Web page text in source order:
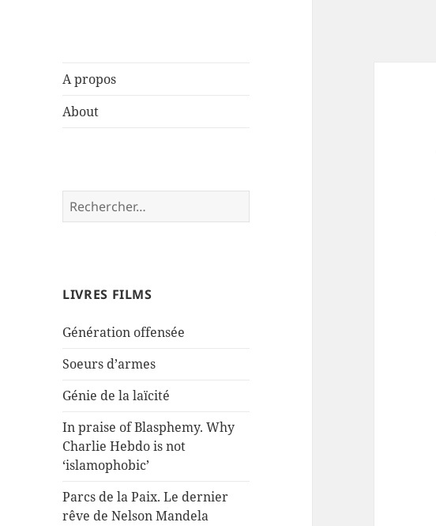
Caroline Fourest
A propos
About
Rechercher :
LIVRES FILMS
Génération offensée
Soeurs d’armes
Génie de la laïcité
In praise of Blasphemy. Why
Charlie Hebdo is not
‘islamophobic’
Parcs de la Paix. Le dernier
rêve de Nelson Mandela